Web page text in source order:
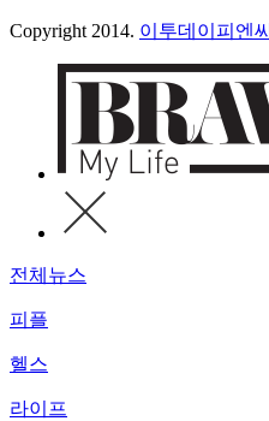
Copyright 2014. 이투데이피엔씨
전체뉴스
피플
헬스
라이프